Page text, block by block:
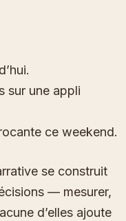
sur une appli
ce weekend.
se construit
— mesurer,
d’elles ajoute